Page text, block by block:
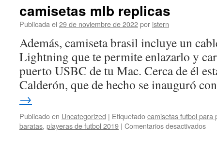
camisetas mlb replicas
Publicada el 29 de noviembre de 2022por istern
Además, camiseta brasil incluye un
Lightning que te permite enlazarlo y
puerto USBC de tu Mac. Cerca de él
Calderón, que de hecho se inauguró
→
Publicado en Uncategorized | Etiquetadocamisetas futbol para
baratas, playeras de futbol 2019 | Comentarios desactivadosen